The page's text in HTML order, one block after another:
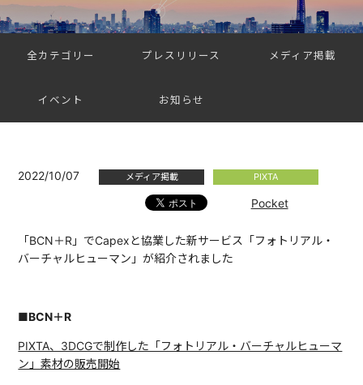
全カテゴリー プレスリリース メディア掲載
イベント お知らせ
2022/10/07 メディア掲載 PIXTA
Pocket
「BCN＋R」でCapexと協業した新サービス「フォトリアル・
バーチャルヒューマン」が紹介されました
■BCN＋R
PIXTA、3DCGで制作した「フォトリアル・バーチャルヒューマ
ン」素材の販売開始